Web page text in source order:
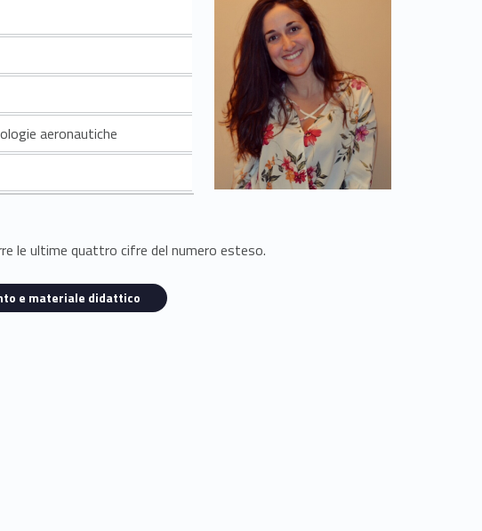
aeronautiche
le ultime quattro cifre del numero esteso.
e materiale didattico